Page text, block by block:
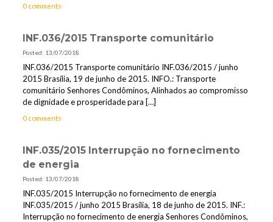
0 comments
INF.036/2015 Transporte comunitário
Posted: 13/07/2018
INF.036/2015 Transporte comunitário INF.036/2015 / junho
2015 Brasília, 19 de junho de 2015. INFO.: Transporte
comunitário Senhores Condôminos, Alinhados ao compromisso
de dignidade e prosperidade para […]
0 comments
INF.035/2015 Interrupção no fornecimento
de energia
Posted: 13/07/2018
INF.035/2015 Interrupção no fornecimento de energia
INF.035/2015 / junho 2015 Brasília, 18 de junho de 2015. INF.:
Interrupção no fornecimento de energia Senhores Condôminos,